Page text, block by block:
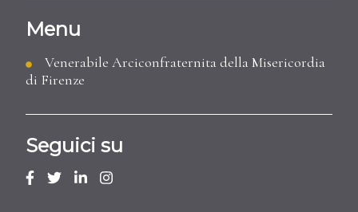
Menu
Venerabile Arciconfraternita della Misericordia
di Firenze
Seguici su